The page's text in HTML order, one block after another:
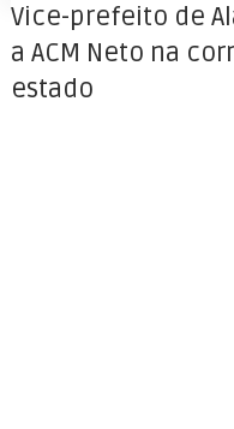
Vice-prefeito de
a ACM Neto na
estado